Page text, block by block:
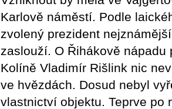
Karlově náměstí. Podle
zvolený prezident
zaslouží. O Řihákově
Kolíně Vladimír Rišlink nic
ve hvězdách. Dosud nebyl
vlastnictví objektu. Teprve po